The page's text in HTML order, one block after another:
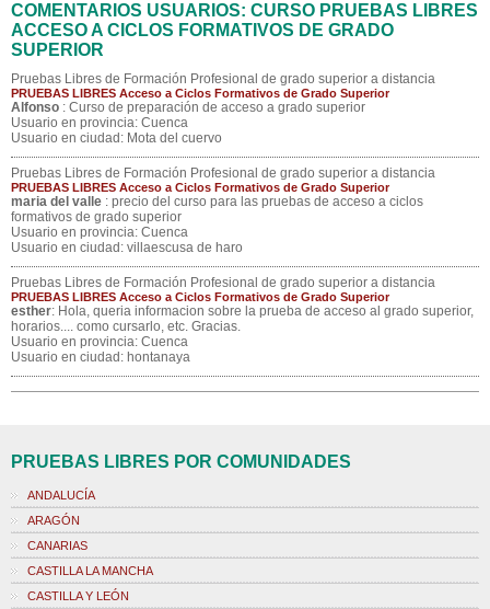
COMENTARIOS USUARIOS: CURSO PRUEBAS LIBRES
ACCESO A CICLOS FORMATIVOS DE GRADO
SUPERIOR
Pruebas Libres de Formación Profesional de grado superior a distancia
PRUEBAS LIBRES Acceso a Ciclos Formativos de Grado Superior
Alfonso : Curso de preparación de acceso a grado superior
Usuario en provincia: Cuenca
Usuario en ciudad: Mota del cuervo
Pruebas Libres de Formación Profesional de grado superior a distancia
PRUEBAS LIBRES Acceso a Ciclos Formativos de Grado Superior
maria del valle : precio del curso para las pruebas de acceso a ciclos
formativos de grado superior
Usuario en provincia: Cuenca
Usuario en ciudad: villaescusa de haro
Pruebas Libres de Formación Profesional de grado superior a distancia
PRUEBAS LIBRES Acceso a Ciclos Formativos de Grado Superior
esther: Hola, queria informacion sobre la prueba de acceso al grado superior,
horarios.... como cursarlo, etc. Gracias.
Usuario en provincia: Cuenca
Usuario en ciudad: hontanaya
PRUEBAS LIBRES POR COMUNIDADES
ANDALUCÍA
ARAGÓN
CANARIAS
CASTILLA LA MANCHA
CASTILLA Y LEÓN